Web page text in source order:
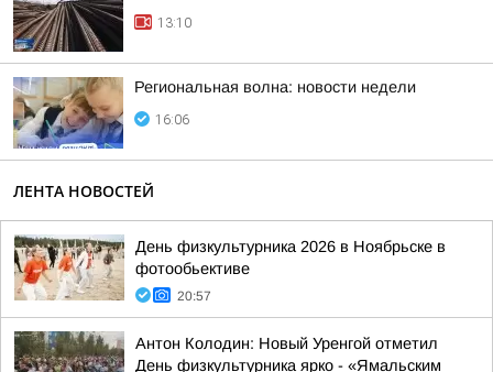
13:10
Региональная волна: новости недели
16:06
ЛЕНТА НОВОСТЕЙ
День физкультурника 2026 в Ноябрьске в
фотообьективе
20:57
Антон Колодин: Новый Уренгой отметил
День физкультурника ярко - «Ямальским